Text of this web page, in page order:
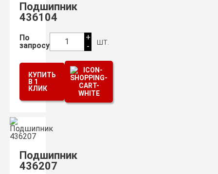
Подшипник
436104
По
запросу
1
+
-
шт.
КУПИТЬ
В 1
КЛИК
Подшипник
436207